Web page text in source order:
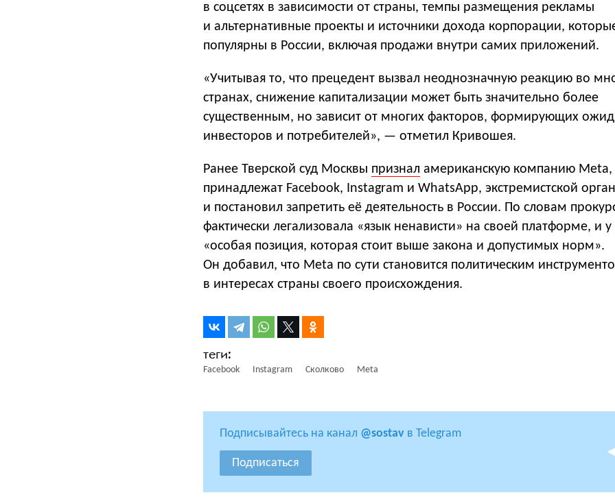
в соцсетях в зависимости от страны, темпы размещения рекламы
и альтернативные проекты и источники дохода корпорации,
популярны в России, включая продажи внутри самих приложений.
«Учитывая то, что прецедент вызвал неоднозначную реакцию во
странах, снижение капитализации может быть значительно более
существенным, но зависит от многих факторов, формирующих
инвесторов и потребителей», — отметил Кривошея.
Ранее Тверской суд Москвы признал американскую компанию Meta,
принадлежат Facebook, Instagram и WhatsApp, экстремистской
и постановил запретить её деятельность в России. По словам
фактически легализовала «язык ненависти» на своей платформе, и у
«особая позиция, которая стоит выше закона и допустимых норм».
Он добавил, что Meta по сути становится политическим
в интересах страны своего происхождения.
Facebook Instagram Сколково Meta
Подписывайтесь на канал @sostav в Telegram
Подписаться